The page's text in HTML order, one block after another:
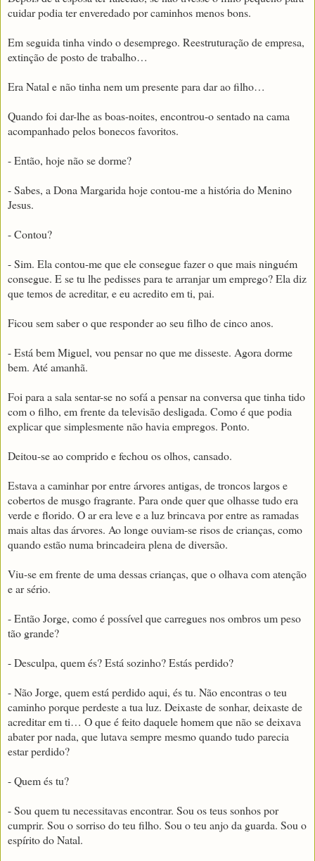
cuidar podia ter enveredado por caminhos menos bons.
Em seguida tinha vindo o desemprego. Reestruturação de empresa,
extinção de posto de trabalho…
Era Natal e não tinha nem um presente para dar ao filho…
Quando foi dar-lhe as boas-noites, encontrou-o sentado na cama
acompanhado pelos bonecos favoritos.
- Então, hoje não se dorme?
- Sabes, a Dona Margarida hoje contou-me a história do Menino
Jesus.
- Contou?
- Sim. Ela contou-me que ele consegue fazer o que mais ninguém
consegue. E se tu lhe pedisses para te arranjar um emprego? Ela diz
que temos de acreditar, e eu acredito em ti, pai.
Ficou sem saber o que responder ao seu filho de cinco anos.
- Está bem Miguel, vou pensar no que me disseste. Agora dorme
bem. Até amanhã.
Foi para a sala sentar-se no sofá a pensar na conversa que tinha tido
com o filho, em frente da televisão desligada. Como é que podia
explicar que simplesmente não havia empregos. Ponto.
Deitou-se ao comprido e fechou os olhos, cansado.
Estava a caminhar por entre árvores antigas, de troncos largos e
cobertos de musgo fragrante. Para onde quer que olhasse tudo era
verde e florido. O ar era leve e a luz brincava por entre as ramadas
mais altas das árvores. Ao longe ouviam-se risos de crianças, como
quando estão numa brincadeira plena de diversão.
Viu-se em frente de uma dessas crianças, que o olhava com atenção
e ar sério.
- Então Jorge, como é possível que carregues nos ombros um peso
tão grande?
- Desculpa, quem és? Está sozinho? Estás perdido?
- Não Jorge, quem está perdido aqui, és tu. Não encontras o teu
caminho porque perdeste a tua luz. Deixaste de sonhar, deixaste de
acreditar em ti… O que é feito daquele homem que não se deixava
abater por nada, que lutava sempre mesmo quando tudo parecia
estar perdido?
- Quem és tu?
- Sou quem tu necessitavas encontrar. Sou os teus sonhos por
cumprir. Sou o sorriso do teu filho. Sou o teu anjo da guarda. Sou o
espírito do Natal.